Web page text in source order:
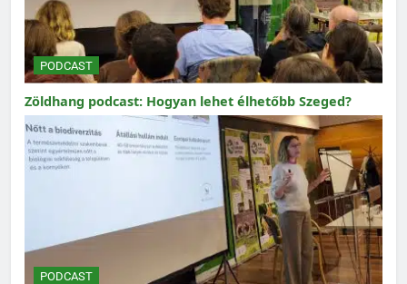
PODCAST
Zöldhang podcast: Hogyan lehet élhetőbb Szeged?
PODCAST